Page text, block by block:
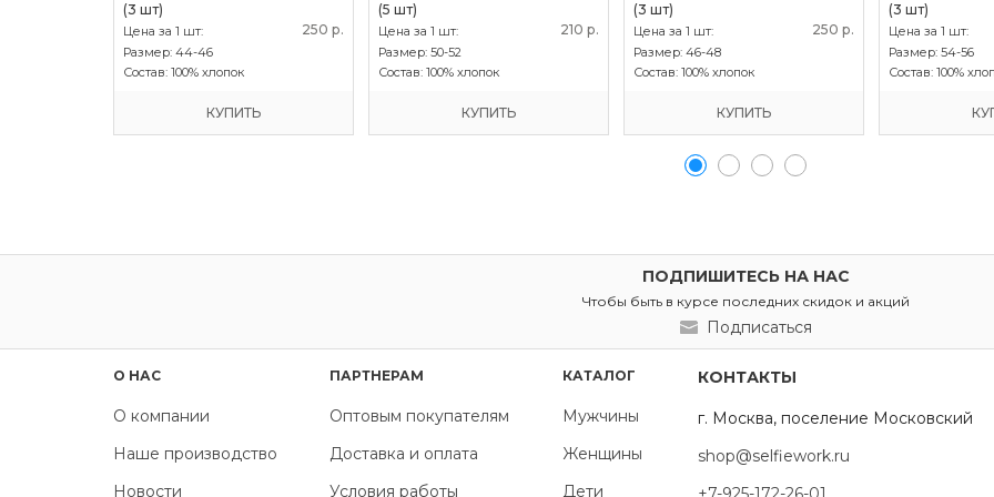
(3 шт)
Цена за 1 шт: 250 р.
Размер: 44-46
Состав: 100% хлопок
КУПИТЬ
(5 шт)
Цена за 1 шт: 210 р.
Размер: 50-52
Состав: 100% хлопок
КУПИТЬ
(3 шт)
Цена за 1 шт: 250 р.
Размер: 46-48
Состав: 100% хлопок
КУПИТЬ
(3 шт)
Цена за 1 шт:
Размер: 54-56
Состав: 100%
ПОДПИШИТЕСЬ НА НАС
Чтобы быть в курсе последних скидок и акций
Подписаться
О НАС
О компании
Наше производство
Новости
ПАРТНЕРАМ
Оптовым покупателям
Доставка и оплата
Условия работы
КАТАЛОГ
Мужчины
Женщины
Дети
КОНТАКТЫ
г. Москва, поселение Московский
shop@selfiework.ru